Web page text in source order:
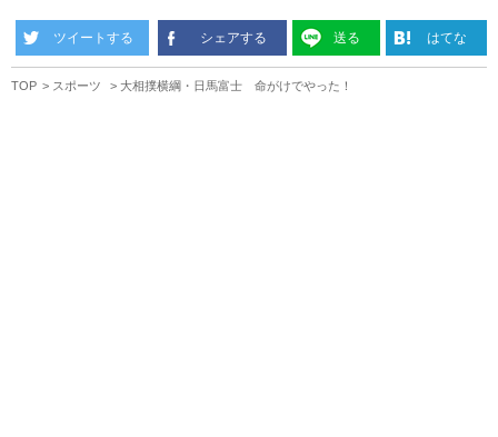
ツイートする シェアする 送る はてな
TOP スポーツ 大相撲横綱・日馬富士 命がけでやった！